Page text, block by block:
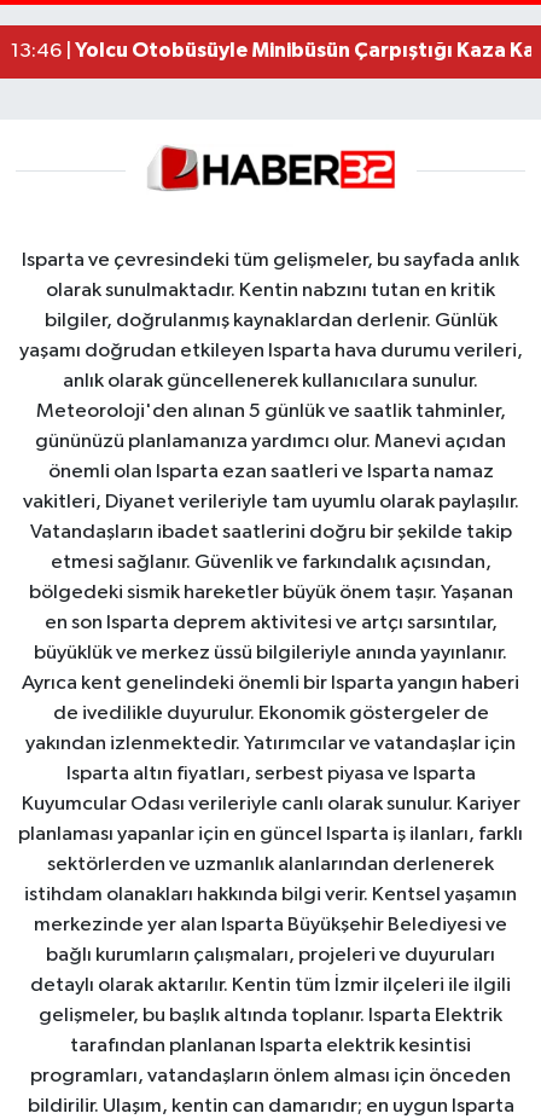
13:46 | Yolcu Otobüsüyle Minibüsün Çarpıştığı Kaza
Isparta ve çevresindeki tüm gelişmeler, bu sayfada anlık
olarak sunulmaktadır. Kentin nabzını tutan en kritik
bilgiler, doğrulanmış kaynaklardan derlenir. Günlük
yaşamı doğrudan etkileyen Isparta hava durumu verileri,
anlık olarak güncellenerek kullanıcılara sunulur.
Meteoroloji'den alınan 5 günlük ve saatlik tahminler,
gününüzü planlamanıza yardımcı olur. Manevi açıdan
önemli olan Isparta ezan saatleri ve Isparta namaz
vakitleri, Diyanet verileriyle tam uyumlu olarak paylaşılır.
Vatandaşların ibadet saatlerini doğru bir şekilde takip
etmesi sağlanır. Güvenlik ve farkındalık açısından,
bölgedeki sismik hareketler büyük önem taşır. Yaşanan
en son Isparta deprem aktivitesi ve artçı sarsıntılar,
büyüklük ve merkez üssü bilgileriyle anında yayınlanır.
Ayrıca kent genelindeki önemli bir Isparta yangın haberi
de ivedilikle duyurulur. Ekonomik göstergeler de
yakından izlenmektedir. Yatırımcılar ve vatandaşlar için
Isparta altın fiyatları, serbest piyasa ve Isparta
Kuyumcular Odası verileriyle canlı olarak sunulur. Kariyer
planlaması yapanlar için en güncel Isparta iş ilanları, farklı
sektörlerden ve uzmanlık alanlarından derlenerek
istihdam olanakları hakkında bilgi verir. Kentsel yaşamın
merkezinde yer alan Isparta Büyükşehir Belediyesi ve
bağlı kurumların çalışmaları, projeleri ve duyuruları
detaylı olarak aktarılır. Kentin tüm İzmir ilçeleri ile ilgili
gelişmeler, bu başlık altında toplanır. Isparta Elektrik
tarafından planlanan Isparta elektrik kesintisi
programları, vatandaşların önlem alması için önceden
bildirilir. Ulaşım, kentin can damarıdır; en uygun Isparta